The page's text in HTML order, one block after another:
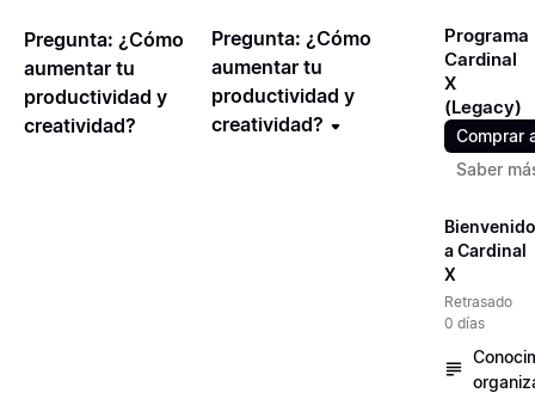
Pregunta: ¿Cómo
aumentar tu
productividad y
creatividad?
Pregunta: ¿Cómo
aumentar tu
productividad y
creatividad?
Programa
Cardinal
X
(Legacy)
Comprar
Saber
Bienvenido
a Cardinal
X
Retrasado
0 días